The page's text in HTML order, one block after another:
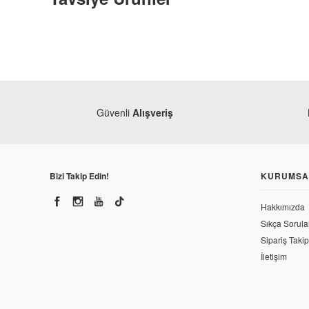
Bajaj Bajaj
Bajaj
Güvenli Alışveriş
Bizi Takip Edin!
Hakkımızda
Sıkça
Sipariş Takip
İletişim